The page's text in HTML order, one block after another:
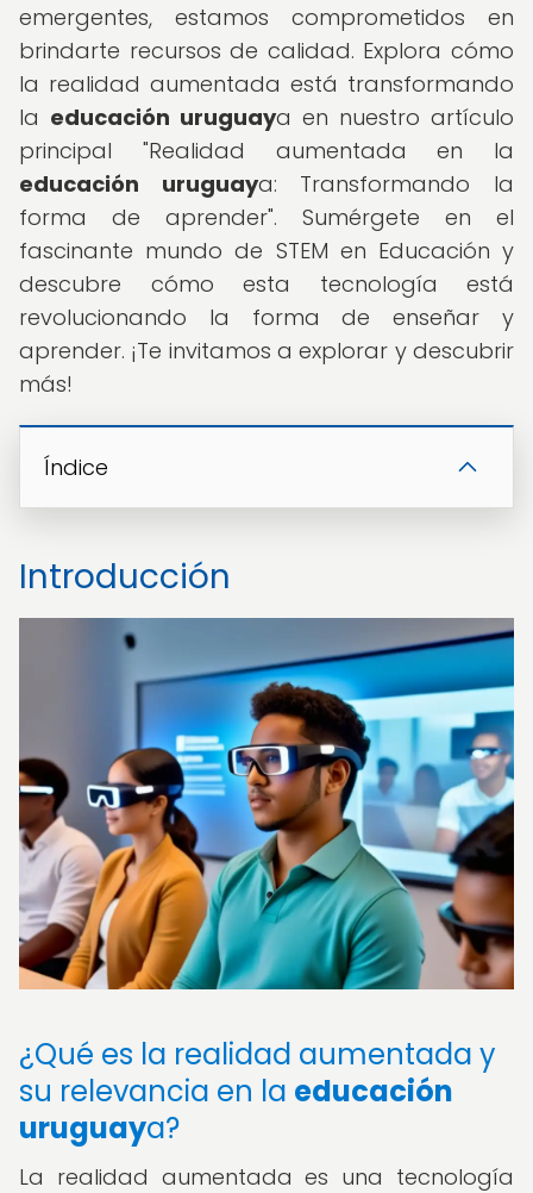
emergentes, estamos comprometidos en
brindarte recursos de calidad. Explora cómo
la realidad aumentada está transformando
la educación uruguaya en nuestro artículo
principal "Realidad aumentada en la
educación uruguaya: Transformando la
forma de aprender". Sumérgete en el
fascinante mundo de STEM en Educación y
descubre cómo esta tecnología está
revolucionando la forma de enseñar y
aprender. ¡Te invitamos a explorar y descubrir
más!
Índice
Introducción
¿Qué es la realidad aumentada y
su relevancia en la educación
uruguaya?
La realidad aumentada es una tecnología